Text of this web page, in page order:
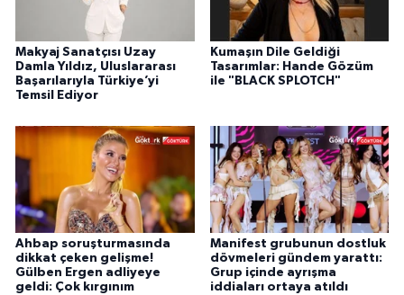
Makyaj Sanatçısı Uzay
Damla Yıldız, Uluslararası
Başarılarıyla Türkiye’yi
Temsil Ediyor
Kumaşın Dile Geldiği
Tasarımlar: Hande Gözüm
ile "BLACK SPLOTCH"
Ahbap soruşturmasında
dikkat çeken gelişme!
Gülben Ergen adliyeye
geldi: Çok kırgınım
Manifest grubunun dostluk
dövmeleri gündem yarattı:
Grup içinde ayrışma
iddiaları ortaya atıldı